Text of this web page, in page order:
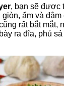
, bạn sẽ được
ẩm và
rất bắt mắt,
ra đĩa, phủ